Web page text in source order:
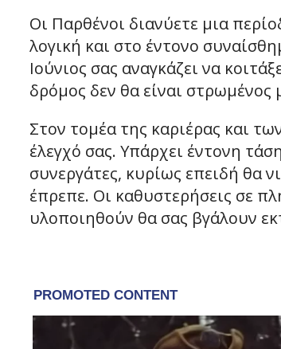
Οι Παρθένοι διανύετε μια
λογική και στο έντονο
Ιούνιος σας αναγκάζει να
δρόμος δεν θα είναι στρωμένος
Στον τομέα της καριέρας και
έλεγχό σας. Υπάρχει έντονη
συνεργάτες, κυρίως επειδή θα
έπρεπε. Οι καθυστερήσεις σε
υλοποιηθούν θα σας βγάλουν